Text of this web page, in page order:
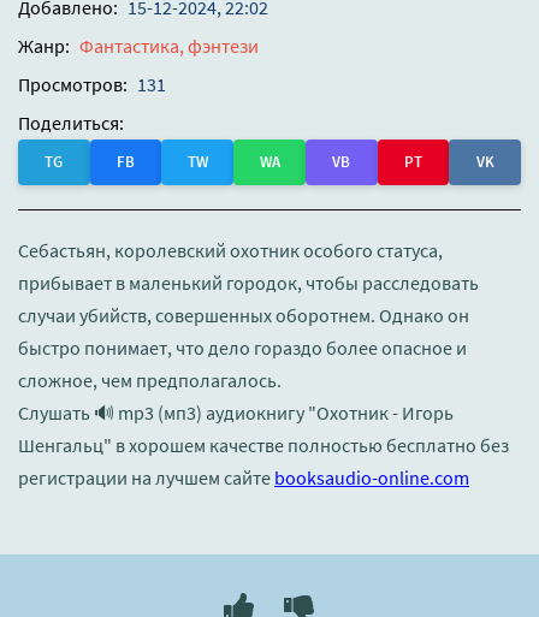
Добавлено: 15-12-2024, 22:02
Жанр: Фантастика, фэнтези
Просмотров: 131
Поделиться:
TG FB TW WA VB PT VK
Себастьян, королевский охотник особого статуса,
прибывает в маленький городок, чтобы расследовать
случаи убийств, совершенных оборотнем. Однако он
быстро понимает, что дело гораздо более опасное и
сложное, чем предполагалось.
Слушать 🔊 mp3 (мп3) аудиокнигу "Охотник - Игорь
Шенгальц" в хорошем качестве полностью бесплатно без
регистрации на лучшем сайте booksaudio-online.com